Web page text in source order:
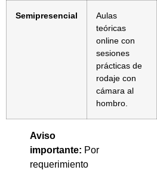
Semipresencial
Aulas
teóricas
online con
sesiones
prácticas de
rodaje con
cámara al
hombro.
Aviso
importante: Por
requerimiento